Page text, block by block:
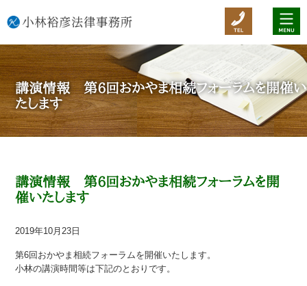
講演情報 第6回おかやま相続フォーラムを開催い
たします
講演情報 第6回おかやま相続フォーラムを開
催いたします
2019年10月23日
第6回おかやま相続フォーラムを開催いたします。
小林の講演時間等は下記のとおりです。